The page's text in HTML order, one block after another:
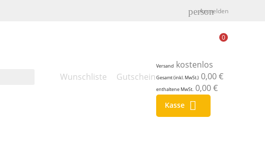
person
Anmelden
Wunschliste Gutschein
0
Versand kostenlos
Gesamt (inkl. MwSt.) 0,00 €
enthaltene MwSt. 0,00 €
Kasse 